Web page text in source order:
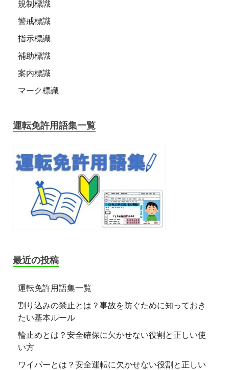
規制標識
警戒標識
指示標識
補助標識
案内標識
マーク標識
運転免許用語集一覧
最近の投稿
運転免許用語集一覧
割り込みの禁止とは？事故を防ぐために知っておき
たい基本ルール
輪止めとは？安全確保に欠かせない役割と正しい使
い方
ワイパーとは？安全運転に欠かせない役割と正しい